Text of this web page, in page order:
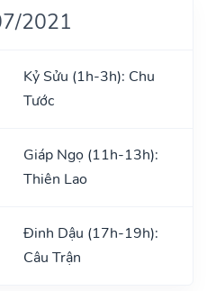
2021
Kỷ Sửu (1h-3h): Chu
Tước
Giáp Ngọ (11h-13h):
Thiên Lao
Đinh Dậu (17h-19h):
Câu Trận